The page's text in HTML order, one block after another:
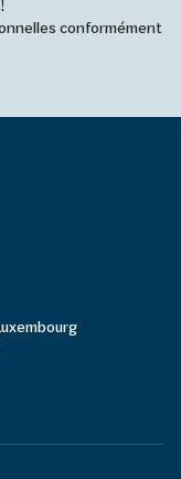
conformément